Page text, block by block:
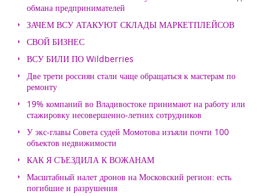
обмана предпринимателей
ЗАЧЕМ ВСУ АТАКУЮТ СКЛАДЫ МАРКЕТПЛЕЙСОВ
СВОЙ БИЗНЕС
ВСУ БИЛИ ПО Wildberries
Две трети россиян стали чаще обращаться к мастерам по
ремонту
19% компаний во Владивостоке принимают на работу или
стажировку несовершенно-летних сотрудников
У экс-главы Совета судей Момотова изъяли почти 100
объектов недвижимости
КАК Я СЪЕЗДИЛА К ВОЖАНАМ
Масштабный налет дронов на Московский регион: есть
погибшие и разрушения